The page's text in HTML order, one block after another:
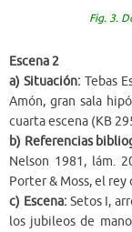
Fig. 3.
Escena 2
a) Situación: Tebas
Amón, gran sala
cuarta escena (KB
b) Referencias
Nelson 1981, lám.
Porter & Moss, el rey
c) Escena:Setos I,
los jubileos de